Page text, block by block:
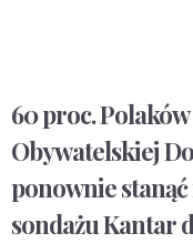
60 proc.
Obywatelskiej
ponownie stanąć
sondażu Kantar